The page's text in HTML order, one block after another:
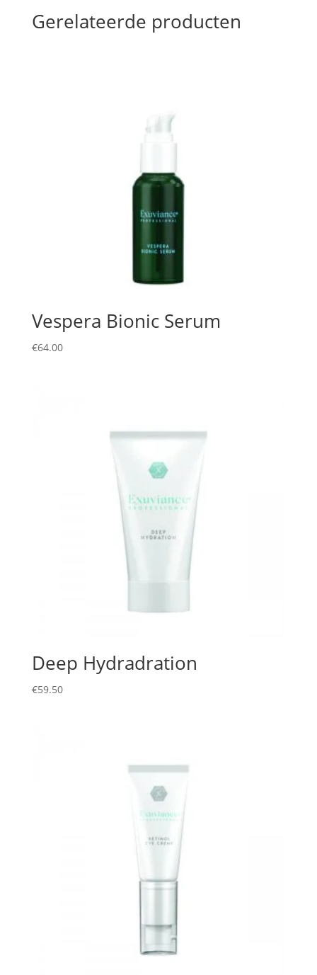
Gerelateerde producten
Vespera Bionic Serum
€64.00
Deep Hydradration
€59.50